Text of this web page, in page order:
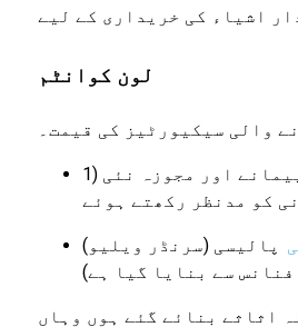
اشیاء کی خریداری کے لیے
لون کوانٹم
والی سیکیورٹیز کی قیمت۔
1) فارم سے متوقع خالص سالانہ آمدنی کا 10 گنا (اگلے پانچ سالوں کے لیے اوسط) زیر کاشت رقبہ، فصلوں کی اقسام، مالیات کے پیمانے اور مجوزہ نئی
کو مدنظر رکھتے ہوئے
پالیسی (سرنڈر ویلیو)، NSCs/بینک کے TDRs/سونے
سے بنایا گیا ہے)